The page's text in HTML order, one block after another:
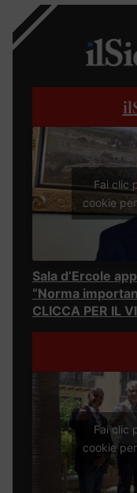
Fai clic
cookie
Sala d’Ercole
“Norma
CLICCA PER IL
Fai clic
cookie